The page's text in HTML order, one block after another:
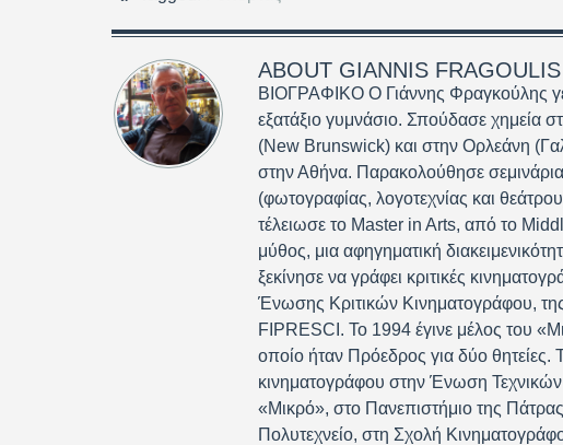
ABOUT GIANNIS FRAGOULIS
ΒΙΟΓΡΑΦΙΚΟ Ο Γιάννης Φραγκούλης
εξατάξιο γυμνάσιο. Σπούδασε χημεία
(New Brunswick) και στην Ορλεάνη
στην Αθήνα. Παρακολούθησε
(φωτογραφίας, λογοτεχνίας και
τέλειωσε το Master in Arts, από το
μύθος, μια αφηγηματική
ξεκίνησε να γράφει κριτικές
Ένωσης Κριτικών Κινηματογράφου, της
FIPRESCI. Το 1994 έγινε μέλος του
οποίο ήταν Πρόεδρος για δύο θητείες.
κινηματογράφου στην Ένωση
«Μικρό», στο Πανεπιστήμιο της
Πολυτεχνείο, στη Σχολή